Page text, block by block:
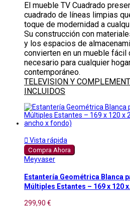
El mueble TV Cuadrado
cuadrado de líneas limpias
toque de modernidad a
Su construcción con
y los espacios de
convierten en un mueble fácil
necesario para cualquier
contemporáneo.
TELEVISION Y
INCLUIDOS
 Vista rápida
Compra Ahora
Meyvaser
Estantería Geométrica Blanca
Múltiples Estantes – 169 x 120
299,90 €